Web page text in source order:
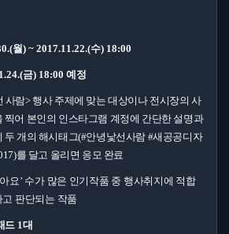
월 ) ~ 2017.11.22.(수) 18:00
금) 18:00 예정
사람>행사 주제에 맞는 대상이나 전시장의 사
찍어 본인의 인스타그램 계정에 간단한 설명과
두 개의 해시태그(#안녕낯선사람 #새공공디자
를 달고 올리면 응모 완료
요’ 수가 많은 인기작품 중 행사취지에 적합
고 판단되는 작품
드 1대